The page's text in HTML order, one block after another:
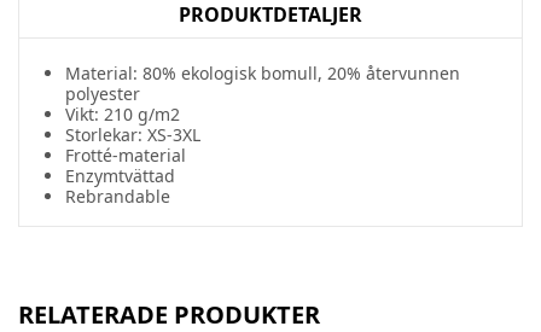
PRODUKTDETALJER
Material: 80% ekologisk bomull, 20% återvunnen
polyester
Vikt: 210 g/m2
Storlekar: XS-3XL
Frotté-material
Enzymtvättad
Rebrandable
RELATERADE PRODUKTER